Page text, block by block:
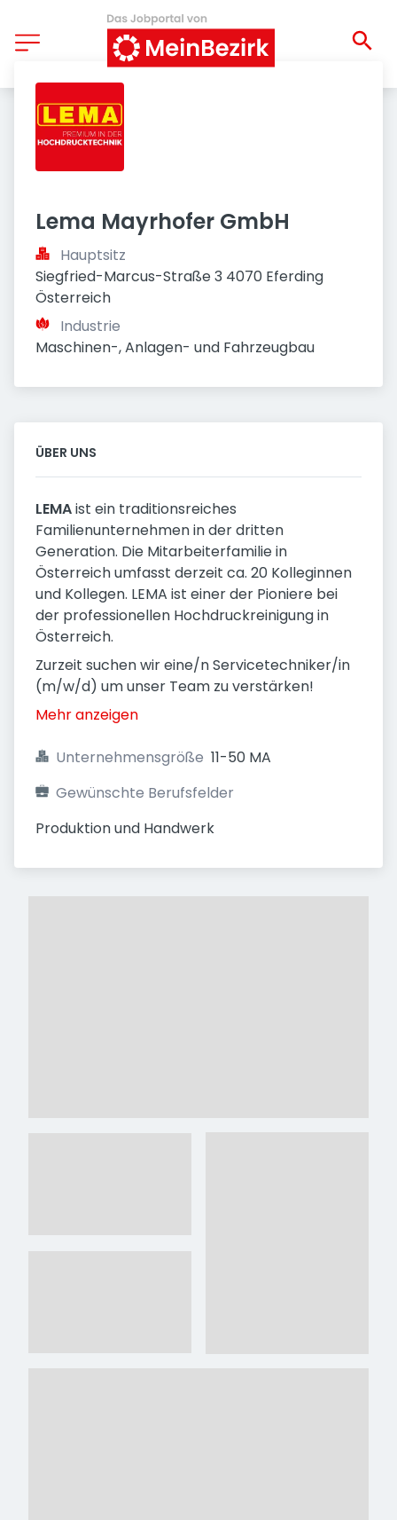
Lema Mayrhofer GmbH
Hauptsitz
Siegfried-Marcus-Straße 3 4070 Eferding
Österreich
Industrie
Maschinen-, Anlagen- und Fahrzeugbau
ÜBER UNS
LEMAist ein traditionsreiches
Familienunternehmen in der dritten
Generation. Die Mitarbeiterfamilie in
Österreich umfasst derzeit ca. 20 Kolleginnen
und Kollegen. LEMA ist einer der Pioniere bei
der professionellen Hochdruckreinigung in
Österreich.
Zurzeit suchen wir eine/n Servicetechniker/in
(m/w/d) um unser Team zu verstärken!
Mehr anzeigen
Unternehmensgröße 11-50 MA
Gewünschte Berufsfelder
Produktion und Handwerk